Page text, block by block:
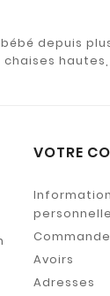
depuis
chaises
VOTRE
Avoirs
Adresses